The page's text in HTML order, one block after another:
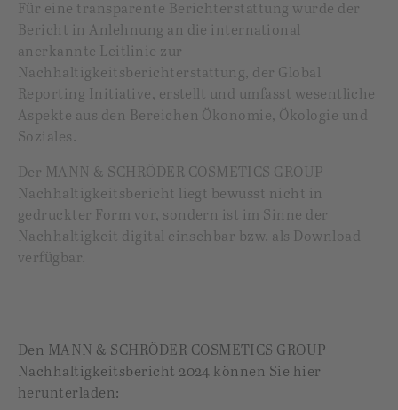
Für eine transparente Berichterstattung wurde der
Bericht in Anlehnung an die international
anerkannte Leitlinie zur
Nachhaltigkeitsberichterstattung, der Global
Reporting Initiative, erstellt und umfasst wesentliche
Aspekte aus den Bereichen Ökonomie, Ökologie und
Soziales.
Der MANN & SCHRÖDER COSMETICS GROUP
Nachhaltigkeitsbericht liegt bewusst nicht in
gedruckter Form vor, sondern ist im Sinne der
Nachhaltigkeit digital einsehbar bzw. als Download
verfügbar.
Den MANN & SCHRÖDER COSMETICS GROUP
Nachhaltigkeitsbericht 2024 können Sie hier
herunterladen: